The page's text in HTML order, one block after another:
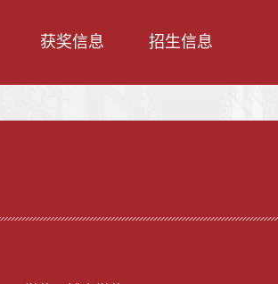
获奖信息 招生信息